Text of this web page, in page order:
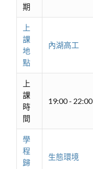
期
上
課
地
點
內湖高工
上
課
時
間
19:00 - 22:00
學
程
歸
生態環境